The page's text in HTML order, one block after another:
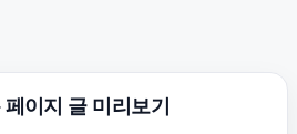
대구이혼전문변호사
이지 글 미리보기